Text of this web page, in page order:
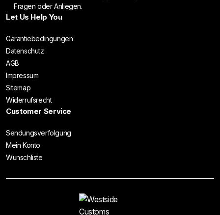
Fragen oder Anliegen.
Let Us Help You
Garantiebedingungen
Datenschutz
AGB
Impressum
Sitemap
Widerrufsrecht
Customer Service
Sendungsverfolgung
Mein Konto
Wunschliste